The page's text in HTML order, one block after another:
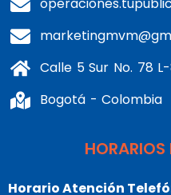
Bogotá - Colombia
Horario Atención